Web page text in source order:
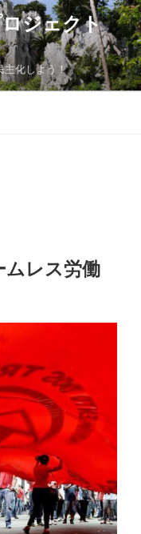
ジェクト
主化しよう！
ムレス労働